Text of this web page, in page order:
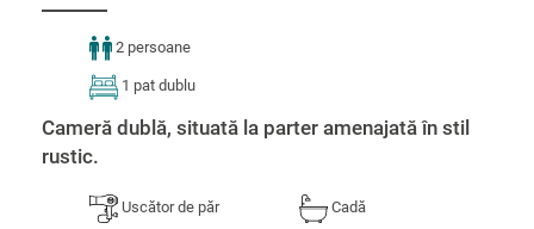
2 persoane
1 pat dublu
Cameră dublă, situată la parter amenajată în stil
rustic.
Uscător de păr Cadă